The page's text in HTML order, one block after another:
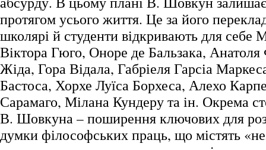
протягом усього життя. Це за його
школярі й студенти відкривають для себе
Віктора Гюго, Оноре де Бальзака,
Жіда, Гора Відала, Габріеля Гарсіа
Бастоса, Хорхе Луїса Борхеса, Алехо
Сарамаго, Мілана Кундеру та ін. Окрема
В. Шовкуна – поширення ключових для
думки філософських праць, що містять